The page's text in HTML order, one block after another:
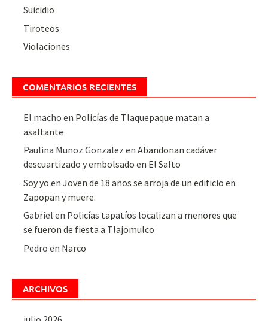
Suicidio
Tiroteos
Violaciones
COMENTARIOS RECIENTES
El macho en Policías de Tlaquepaque matan a
asaltante
Paulina Munoz Gonzalez enAbandonan cadáver
descuartizado y embolsado en El Salto
Soy yo enJoven de 18 años se arroja de un edificio en
Zapopan y muere.
Gabriel en Policías tapatíos localizan a menores que
se fueron de fiesta a Tlajomulco
Pedro en Narco
ARCHIVOS